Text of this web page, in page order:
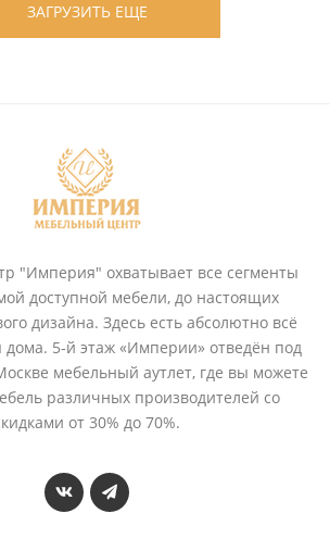
ЗАГРУЗИТЬ ЕЩЕ
"Империя" охватывает все сегменты
доступной мебели, до настоящих
дизайна. Здесь есть абсолютно всё
дома. 5-й этаж «Империи» отведён под
мебельный аутлет, где вы можете
различных производителей со
от 30% до 70%.